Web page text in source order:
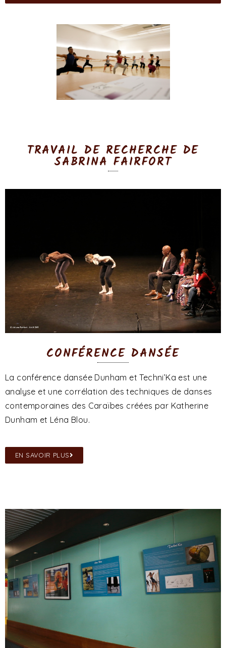
TRAVAIL DE RECHERCHE DE
SABRINA FAIRFORT
CONFÉRENCE DANSÉE
La conférence dansée Dunham et Techni’Ka est une
analyse et une corrélation des techniques de danses
contemporaines des Caraïbes créées par Katherine
Dunham et Léna Blou.
EN SAVOIR PLUS